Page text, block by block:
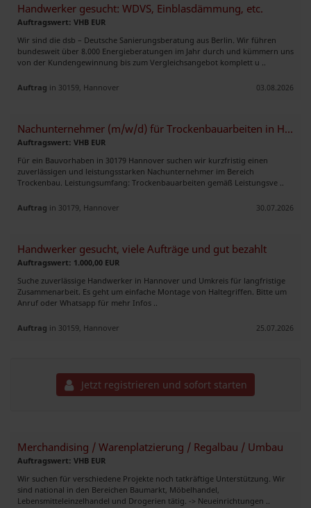
Handwerker gesucht: WDVS, Einblasdämmung, etc.
Auftragswert: VHB EUR
Wir sind die dsb – Deutsche Sanierungsberatung aus Berlin. Wir führen
bundesweit über 8.000 Energieberatungen im Jahr durch und kümmern uns
von der Kundengewinnung bis zum Vergleichsangebot komplett u ..
Auftrag in 30159, Hannover 03.08.2026
Nachunternehmer (m/w/d) für Trockenbauarbeiten in Hannover gesucht
Auftragswert: VHB EUR
Für ein Bauvorhaben in 30179 Hannover suchen wir kurzfristig einen
zuverlässigen und leistungsstarken Nachunternehmer im Bereich
Trockenbau. Leistungsumfang: Trockenbauarbeiten gemäß Leistungsve ..
Auftrag in 30179, Hannover 30.07.2026
Handwerker gesucht, viele Aufträge und gut bezahlt
Auftragswert: 1.000,00 EUR
Suche zuverlässige Handwerker in Hannover und Umkreis für langfristige
Zusammenarbeit. Es geht um einfache Montage von Haltegriffen. Bitte um
Anruf oder Whatsapp für mehr Infos ..
Auftrag in 30159, Hannover 25.07.2026
Jetzt registrieren und sofort starten
Merchandising / Warenplatzierung / Regalbau / Umbau
Auftragswert: VHB EUR
Wir suchen für verschiedene Projekte noch tatkräftige Unterstützung. Wir
sind national in den Bereichen Baumarkt, Möbelhandel,
Lebensmitteleinzelhandel und Drogerien tätig. -> Neueinrichtungen ..